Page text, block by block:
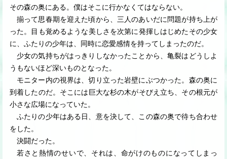
その森の奥にある。僕はそこに行かなくてはならない。
揃って思春期を迎えた頃から、三人のあいだに問題が持ち上が
った。目も覚めるような美しさを次第に発揮しはじめたその少女
に、ふたりの少年は、同時に恋愛感情を持ってしまったのだ。
少女の気持ちがはっきりしなかったことから、亀裂はどうしよ
うもないほど深いものとなった。
モニター内の視界は、切り立った岩壁にぶつかった。森の奥に
到着したのだ。そこには巨大な杉の木がそびえ立ち、その根元が
小さな広場になっていた。
ふたりの少年はある日、意を決して、この森の奥で待ち合わせ
をした。
決闘だった。
若さと熱情のせいで、それは、命がけのものになってしまっ